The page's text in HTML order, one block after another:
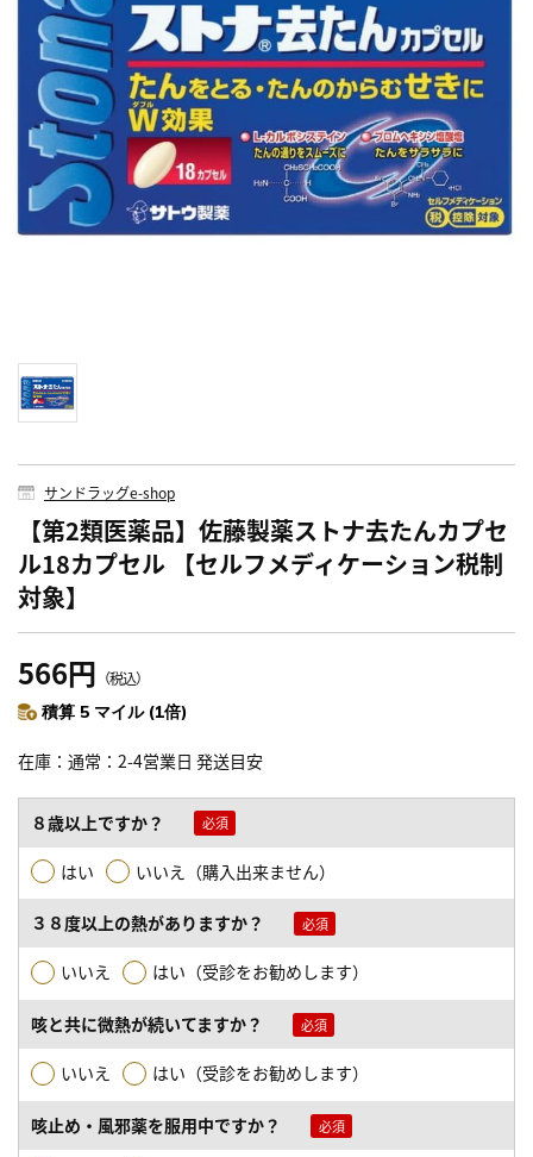
サンドラッグe-shop
【第2類医薬品】佐藤製薬ストナ去たんカプセ
ル18カプセル 【セルフメディケーション税制
対象】
566円 （税込）
積算 5 マイル (1倍)
在庫 通常：2-4営業日 発送目安
８歳以上ですか？
はい いいえ（購入出来ません）
３８度以上の熱がありますか？
いいえ はい（受診をお勧めします）
咳と共に微熱が続いてますか？
いいえ はい（受診をお勧めします）
咳止め・風邪薬を服用中ですか？